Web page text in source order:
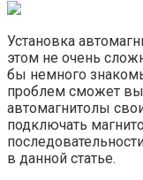
Установка
этом не очень
бы немного
проблем сможет
автомагнитолы
подключать
в данной статье.